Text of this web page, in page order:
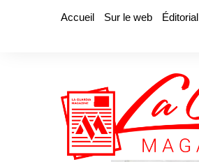
Accueil Sur le web Éditorial